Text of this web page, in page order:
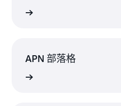
APN 部落格